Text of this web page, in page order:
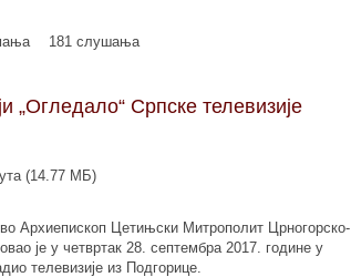
181 слушања
„Огледало“ Српске телевизије
(14.77 МБ)
Архиепископ Цетињски Митрополит Црногорско-
је у четвртак 28. септембра 2017. године у
телевизије из Подгорице.